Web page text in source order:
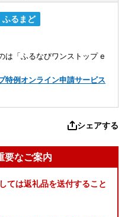
ふるまど
は「ふるなびワンストップ e
特例オンライン申請サービス
シェアする
要なご案内
ては返礼品を送付すること